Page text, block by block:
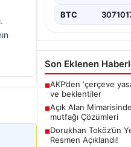
BTC
Son Eklenen
■AKP’den ‘çerçeve
ve beklentiler
■Açık Alan
mutfağı Çözümleri
■Dorukhan Toköz’ün
Resmen Açıklandı!